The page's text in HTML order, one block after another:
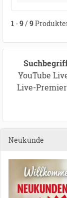
1 -9/ 9
YouTube
Live-
Neukunde
●
●